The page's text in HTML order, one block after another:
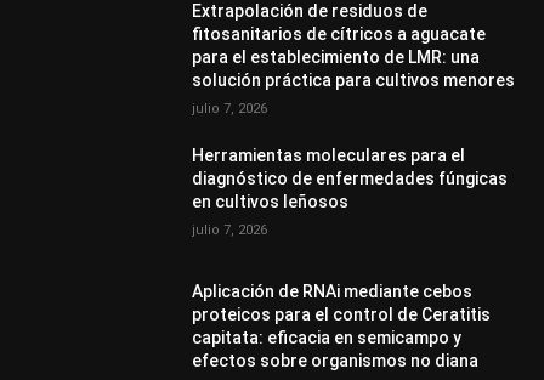
Extrapolación de residuos de
fitosanitarios de cítricos a aguacate
para el establecimiento de LMR: una
solución práctica para cultivos menores
julio 7, 2026
Herramientas moleculares para el
diagnóstico de enfermedades fúngicas
en cultivos leñosos
julio 7, 2026
Aplicación de RNAi mediante cebos
proteicos para el control de Ceratitis
capitata: eficacia en semicampo y
efectos sobre organismos no diana